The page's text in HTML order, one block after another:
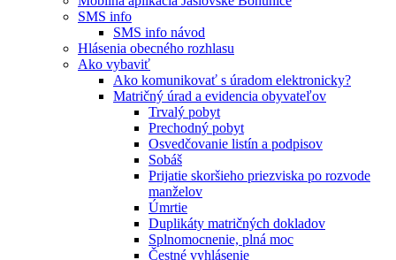
SMS info
SMS info návod
Hlásenia obecného rozhlasu
Ako vybaviť
Ako komunikovať s úradom elektronicky?
Matričný úrad a evidencia obyvateľov
Trvalý pobyt
Prechodný pobyt
Osvedčovanie listín a podpisov
Sobáš
Prijatie skoršieho priezviska po rozvode
manželov
Úmrtie
Duplikáty matričných dokladov
Splnomocnenie, plná moc
Čestné vyhlásenie